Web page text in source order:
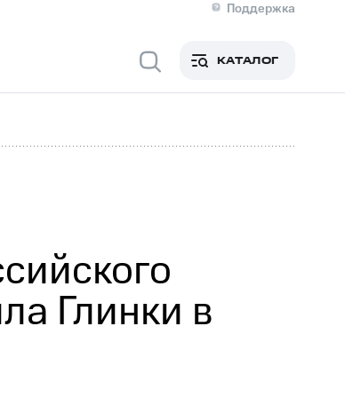
Поддержка
Медиа-центр
в регионе
Рынок акций
КАТАЛОГ
Глинки в